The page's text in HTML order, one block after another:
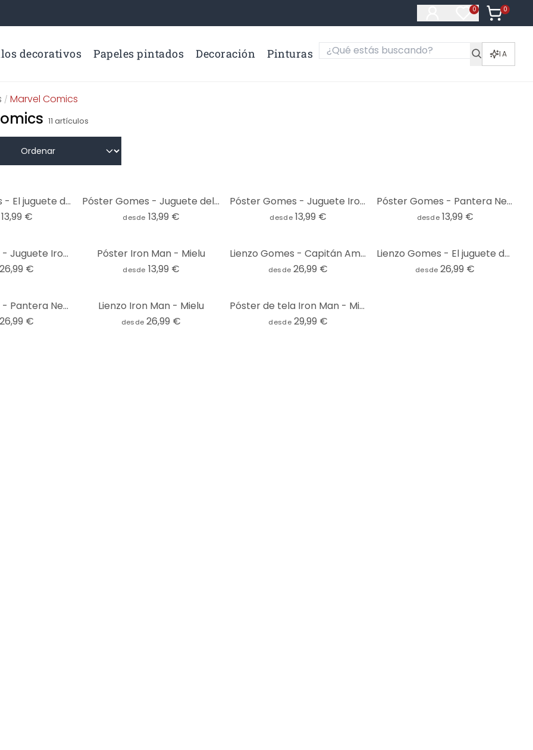
0
Artículos en
0
Artículos
decorativos Papeles pintados Decoración Pinturas IA
/ Marvel Comics
11 artículos
Póster Gomes - El juguete de Hulk
13,99 €
Póster Gomes - Juguete del Capitán América
desde 13,99 €
Póster Gomes - Juguete Iron Man
desde 13,99 €
Póster Gomes - Pantera Negra de juguete
desde 13,99 €
Lienzo Gomes - Juguete Iron Man
26,99 €
Póster Iron Man - Mielu
desde 13,99 €
Lienzo Gomes - Capitán América de juguete
desde 26,99 €
Lienzo Gomes - El juguete de Hulk
desde 26,99 €
Lienzo Gomes - Pantera Negra de juguete
26,99 €
Lienzo Iron Man - Mielu
desde 26,99 €
Póster de tela Iron Man - Mielu
desde 29,99 €